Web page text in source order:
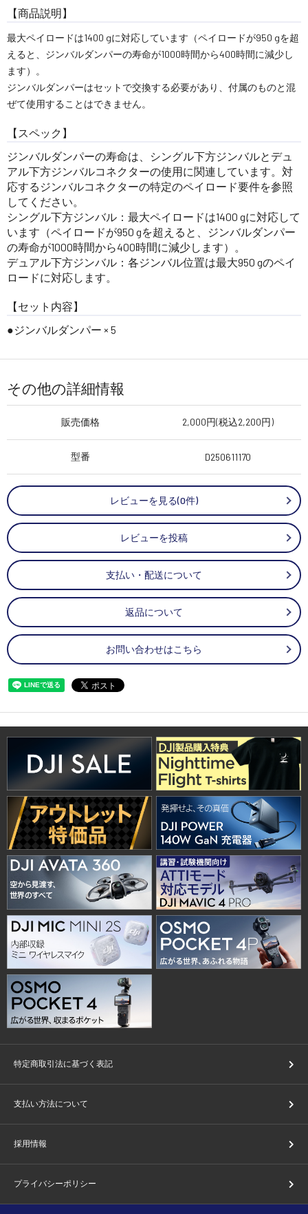
【商品説明】
最大ペイロードは1400 gに対応しています（ペイロードが950 gを超
えると、ジンバルダンパーの寿命が1000時間から400時間に減少し
ます）。
ジンバルダンパーはセットで交換する必要があり、付属のものと混
ぜて使用することはできません。
【スペック】
ジンバルダンパーの寿命は、シングル下方ジンバルとデュ
アル下方ジンバルコネクターの使用に関連しています。対
応するジンバルコネクターの特定のペイロード要件を参照
してください。
シングル下方ジンバル：最大ペイロードは1400 gに対応して
います（ペイロードが950 gを超えると、ジンバルダンパー
の寿命が1000時間から400時間に減少します）。
デュアル下方ジンバル：各ジンバル位置は最大950 gのペイ
ロードに対応します。
【セット内容】
●ジンバルダンパー × 5
その他の詳細情報
販売価格 2,000円(税込2,200円)
型番 D250611170
レビューを見る(0件)
レビューを投稿
支払い・配送について
返品について
お問い合わせはこちら
特定商取引法に基づく表記
支払い方法について
採用情報
プライバシーポリシー